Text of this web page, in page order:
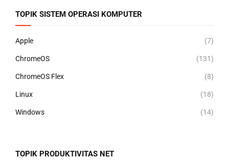
TOPIK SISTEM OPERASI KOMPUTER
Apple (7)
ChromeOS (131)
ChromeOS Flex (8)
Linux (18)
Windows (14)
TOPIK PRODUKTIVITAS NET